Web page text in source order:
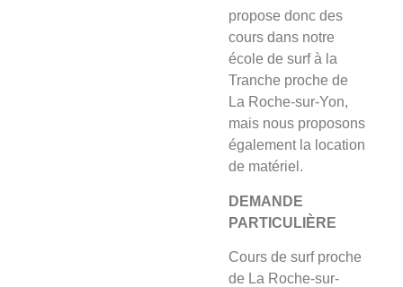
propose donc des
cours dans notre
école de surf à la
Tranche proche de
La Roche-sur-Yon,
mais nous proposons
également la location
de matériel.
DEMANDE
PARTICULIÈRE
Cours de surf proche
de La Roche-sur-